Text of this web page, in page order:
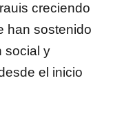
creciendo
han sostenido
social y
el inicio